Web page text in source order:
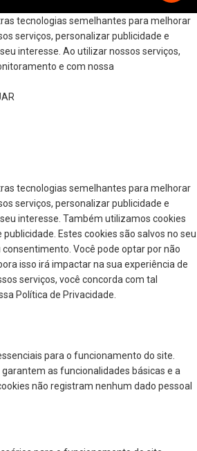
tecnologias semelhantes para melhorar
serviços, personalizar publicidade e
interesse. Ao utilizar nossos serviços,
e com nossa
tecnologias semelhantes para melhorar
serviços, personalizar publicidade e
interesse. Também utilizamos cookies
Estes cookies são salvos no seu
Você pode optar por não
isso irá impactar na sua experiência de
serviços, você concorda com tal
Política de Privacidade.
para o funcionamento do site.
as funcionalidades básicas e a
não registram nenhum dado pessoal